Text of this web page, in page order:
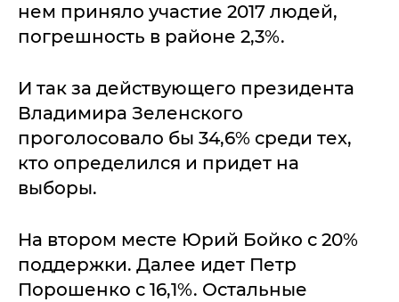
нем приняло участие 2017 людей,
погрешность в районе 2,3%.
И так за действующего президента
Владимира Зеленского
проголосовало бы 34,6% среди тех,
кто определился и придет на
выборы.
На втором месте Юрий Бойко с 20%
поддержки. Далее идет Петр
Порошенко с 16,1%. Остальные